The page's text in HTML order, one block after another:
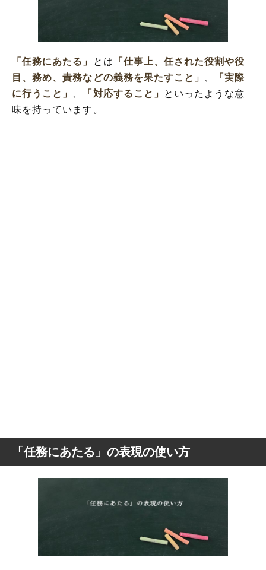
「任務にあたる」の類語や言い換え
「任務にあたる」を使った例文と意味を解
釈
「任務にあたる」 とは 「仕事上、任された役割や役
目、務め、責務などの義務を果たすこと」
「実際
に行うこと」
「対応すること」
といったような意
味を持っています。
「任務にあたる」の表現の使い方